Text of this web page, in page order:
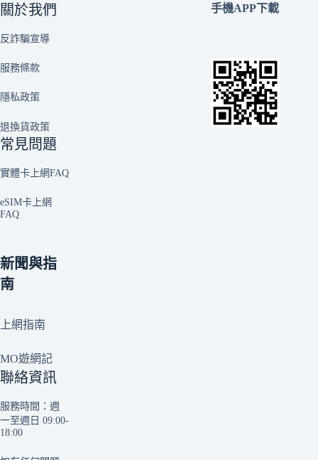
關於我們
反詐騙宣導
服務條款
隱私政策
退換貨政策
常見問題
實體卡上網FAQ
eSIM卡上網
FAQ
新聞與指
南
上網指南
MO遊網記
聯絡資訊
服務時間：週
一至週日 09:00-
18:00
手機APP下載